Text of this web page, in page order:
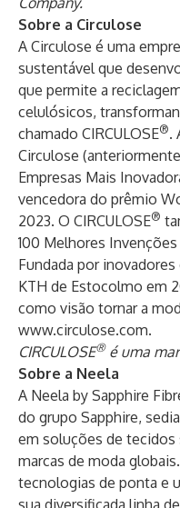
Sobre a Circulose
A Circulose é uma
sustentável que
que permite a
celulósicos,
chamado CIRCULOSE®.
Circulose
Empresas Mais
vencedora do prêmio
2023. O CIRCULOSE®
100 Melhores
Fundada por
KTH de Estocolmo em
como visão tornar a
www.circulose.com.
CIRCULOSE®é uma
Sobre a Neela
A Neela by Sapphire
do grupo Sapphire,
em soluções de tecidos
marcas de moda
tecnologias de ponta e
sua diversificada linha